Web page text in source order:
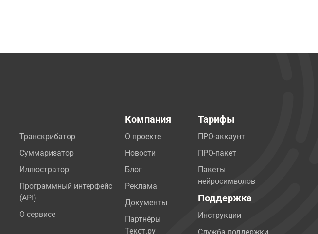
Транскрибатор
Суммаризатор
Иллюстратор
Программный интерфейс
(API)
О сервисе
Компания
О проекте
Новости
Блог
Реклама
Документы
Партнёры
Текст.ру
Тарифы
ПРО-аккаунт
ПРО-пакет
Пакеты
нейросимволов
Поддержка
Инструкции
Служба поддержки